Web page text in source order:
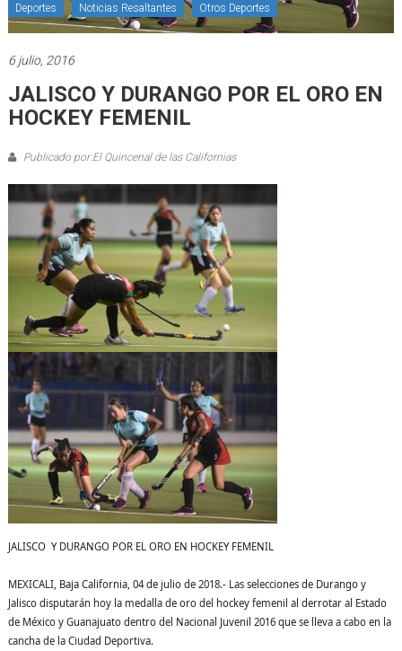
Deportes Noticias Resaltantes Otros Deportes
6 julio, 2016
JALISCO Y DURANGO POR EL ORO EN
HOCKEY FEMENIL
Publicado por:El Quincenal de las Californias
JALISCO Y DURANGO POR EL ORO EN HOCKEY FEMENIL
MEXICALI, Baja California, 04 de julio de 2018.- Las selecciones de Durango y
Jalisco disputarán hoy la medalla de oro del hockey femenil al derrotar al Estado
de México y Guanajuato dentro del Nacional Juvenil 2016 que se lleva a cabo en la
cancha de la Ciudad Deportiva.